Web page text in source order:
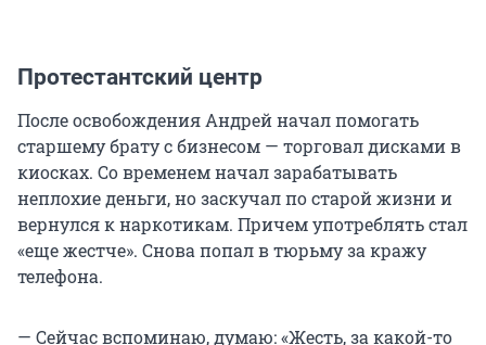
Протестантский центр
После освобождения Андрей начал помогать
старшему брату с бизнесом — торговал дисками в
киосках. Со временем начал зарабатывать
неплохие деньги, но заскучал по старой жизни и
вернулся к наркотикам. Причем употреблять стал
«еще жестче». Снова попал в тюрьму за кражу
телефона.
— Сейчас вспоминаю, думаю: «Жесть, за какой-то